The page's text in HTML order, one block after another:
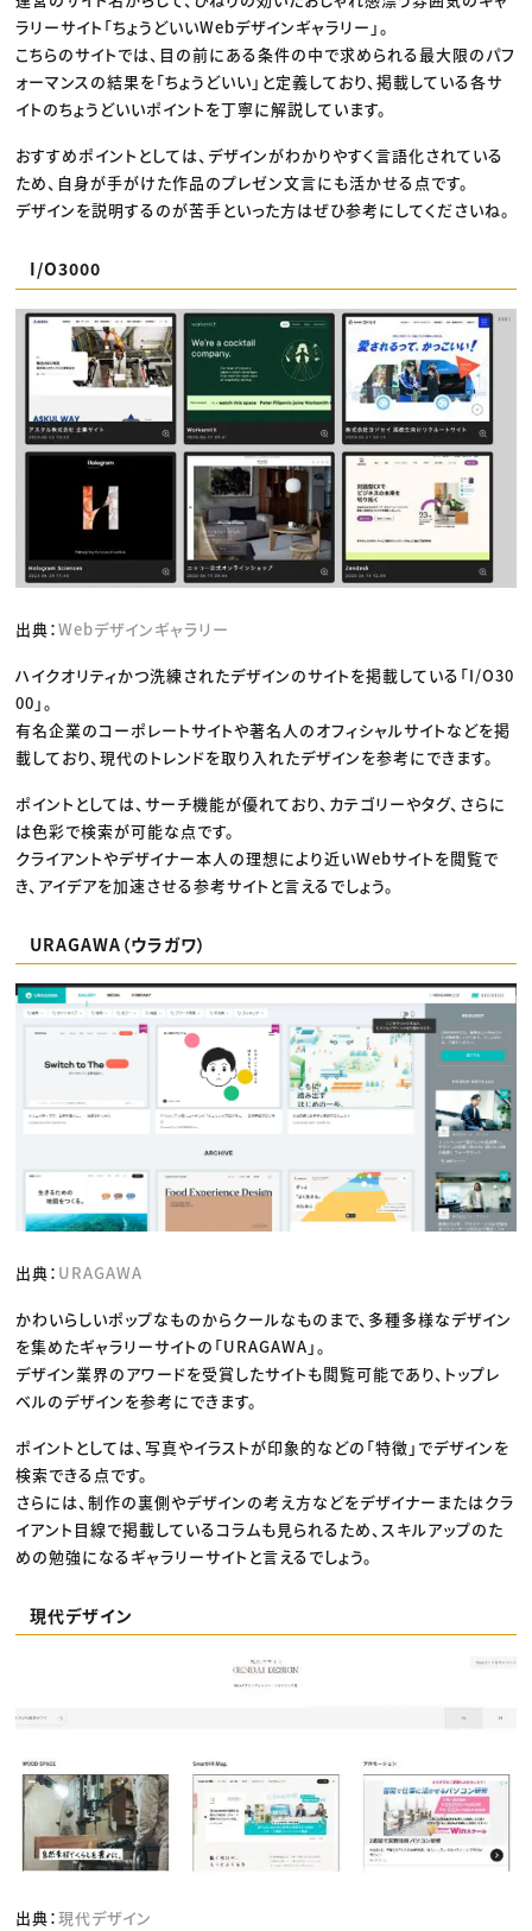
ラリーサイト「ちょうどいいWebデザインギャラリー」。
こちらのサイトでは、目の前にある条件の中で求められる最大限のパフ
ォーマンスの結果を「ちょうどいい」と定義しており、掲載している各サ
イトのちょうどいいポイントを丁寧に解説しています。
おすすめポイントとしては、デザインがわかりやすく言語化されている
ため、自身が手がけた作品のプレゼン文言にも活かせる点です。
デザインを説明するのが苦手といった方はぜひ参考にしてくださいね。
I/O3000
出典：Webデザインギャラリー
ハイクオリティかつ洗練されたデザインのサイトを掲載している「I/O30
00」。
有名企業のコーポレートサイトや著名人のオフィシャルサイトなどを掲
載しており、現代のトレンドを取り入れたデザインを参考にできます。
ポイントとしては、サーチ機能が優れており、カテゴリーやタグ、さらに
は色彩で検索が可能な点です。
クライアントやデザイナー本人の理想により近いWebサイトを閲覧で
き、アイデアを加速させる参考サイトと言えるでしょう。
URAGAWA（ウラガワ）
出典： URAGAWA
かわいらしいポップなものからクールなものまで、多種多様なデザイン
を集めたギャラリーサイトの「URAGAWA」。
デザイン業界のアワードを受賞したサイトも閲覧可能であり、トップレ
ベルのデザインを参考にできます。
ポイントとしては、写真やイラストが印象的などの「特徴」でデザインを
検索できる点です。
さらには、制作の裏側やデザインの考え方などをデザイナーまたはクラ
イアント目線で掲載しているコラムも見られるため、スキルアップのた
めの勉強になるギャラリーサイトと言えるでしょう。
現代デザイン
出典：現代デザイン